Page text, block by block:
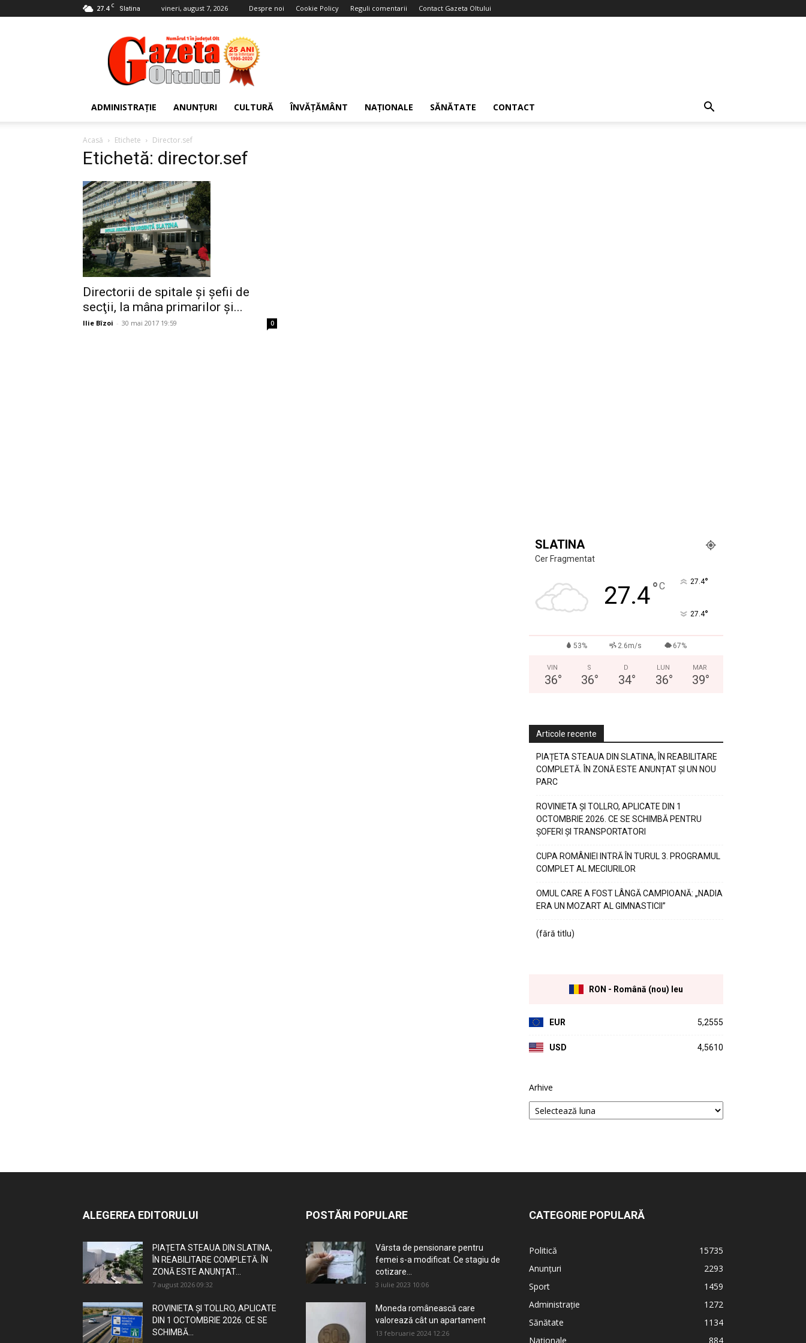
27.4 C Slatina vineri, august 7, 2026 Despre noi Cookie Policy Reguli comentarii Contact Gazeta Oltului
Gazeta
Oltului
ADMINISTRAȚIE ANUNȚURI CULTURĂ ÎNVĂȚĂMÂNT NAȚIONALE SĂNĂTATE CONTACT
Acasă Etichete Director.sef
Etichetă: director.sef
Directorii de spitale şi şefii de
secţii, la mâna primarilor şi...
Ilie Bîzoi - 30 mai 2017 19:59 0
SLATINA
Cer Fragmentat
27.4°C 27.4°
27.4°
53% 2.6m/s 67%
VIN
36°
S
36°
D
34°
LUN
36°
MAR
39°
Articole recente
PIAȚETA STEAUA DIN SLATINA, ÎN REABILITARE
COMPLETĂ. ÎN ZONĂ ESTE ANUNȚAT ȘI UN NOU
PARC
ROVINIETA ȘI TOLLRO, APLICATE DIN 1
OCTOMBRIE 2026. CE SE SCHIMBĂ PENTRU
ȘOFERI ȘI TRANSPORTATORI
CUPA ROMÂNIEI INTRĂ ÎN TURUL 3. PROGRAMUL
COMPLET AL MECIURILOR
OMUL CARE A FOST LÂNGĂ CAMPIOANĂ: „NADIA
ERA UN MOZART AL GIMNASTICII”
(fără titlu)
RON - Română (nou) leu
EUR 5,2555
USD 4,5610
Arhive
ALEGEREA EDITORULUI
PIAȚETA STEAUA DIN SLATINA,
ÎN REABILITARE COMPLETĂ. ÎN
ZONĂ ESTE ANUNȚAT...
7 august 2026 09:32
ROVINIETA ȘI TOLLRO, APLICATE
DIN 1 OCTOMBRIE 2026. CE SE
SCHIMBĂ...
POSTĂRI POPULARE
Vârsta de pensionare pentru
femei s-a modificat. Ce stagiu de
cotizare...
3 iulie 2023 10:06
Moneda românească care
valorează cât un apartament
13 februarie 2024 12:26
CATEGORIE POPULARĂ
Politică
15735
Anunțuri
2293
Sport
1459
Administrație
1272
Sănătate
1134
Naționale
884